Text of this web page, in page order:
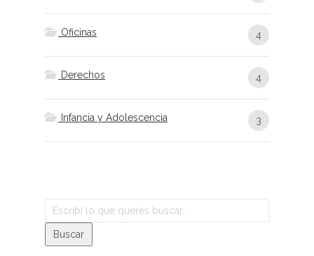
Oficinas 4
Derechos 4
Infancia y Adolescencia 3